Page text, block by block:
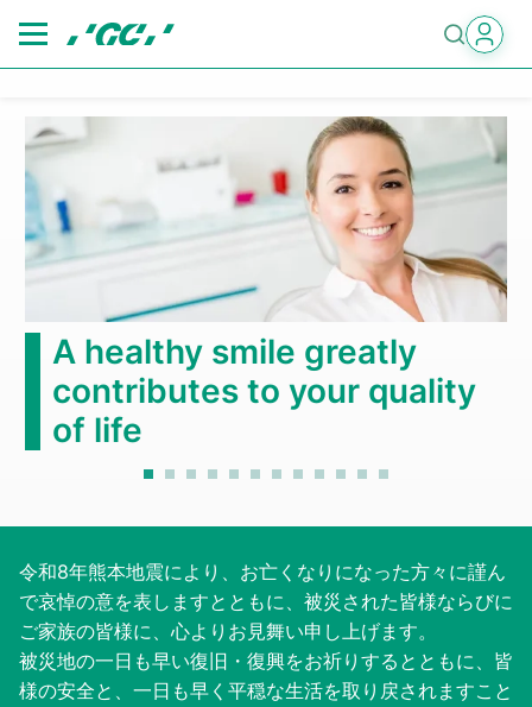
main
A healthy smile greatly
contributes to your quality
of life
令和8年熊本地震により、お亡くなりになった方々に謹ん
で哀悼の意を表しますとともに、被災された皆様ならびに
ご家族の皆様に、心よりお見舞い申し上げます。
被災地の一日も早い復旧・復興をお祈りするとともに、皆
様の安全と、一日も早く平穏な生活を取り戻されますこと